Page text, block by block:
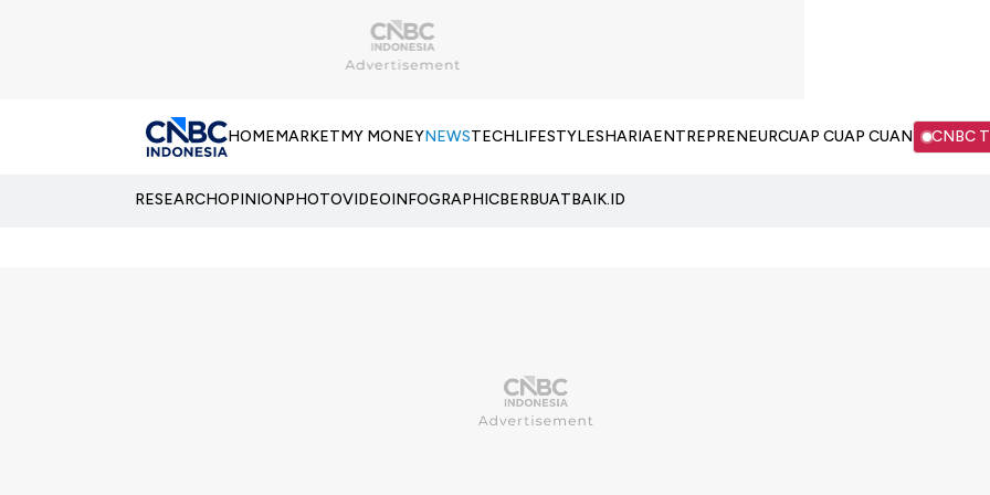
HOMEMARKETMY MONEYNEWSTECHLIFESTYLESHARIAENTREPRENEURCUAP CUAP CUAN CNBC
RESEARCHOPINIONPHOTOVIDEOINFOGRAPHICBERBUATBAIK.ID